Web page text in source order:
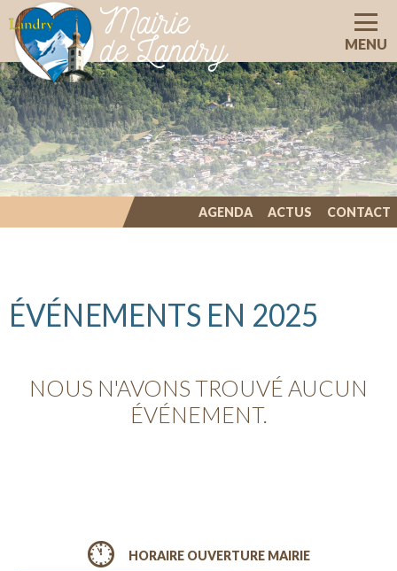
Mairie
de Landry
AGENDA ACTUS CONTACT
MENU
ÉVÉNEMENTS EN 2025
NOUS N'AVONS TROUVÉ AUCUN
ÉVÉNEMENT.
HORAIRE OUVERTURE MAIRIE